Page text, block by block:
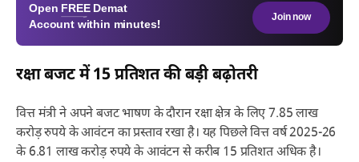
Open FREE Demat
Account within minutes!
Join now
रक्षा बजट में 15 प्रतिशत की बड़ी बढ़ोतरी
वित्त मंत्री ने अपने बजट भाषण के दौरान रक्षा क्षेत्र के लिए 7.85 लाख
करोड़ रुपये के आवंटन का प्रस्ताव रखा है। यह पिछले वित्त वर्ष 2025-26
के 6.81 लाख करोड़ रुपये के आवंटन से करीब 15 प्रतिशत अधिक है।